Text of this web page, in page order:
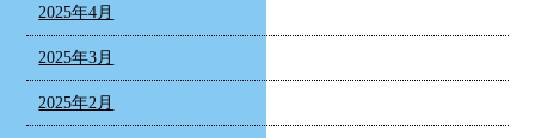
2025年4月
2025年3月
2025年2月